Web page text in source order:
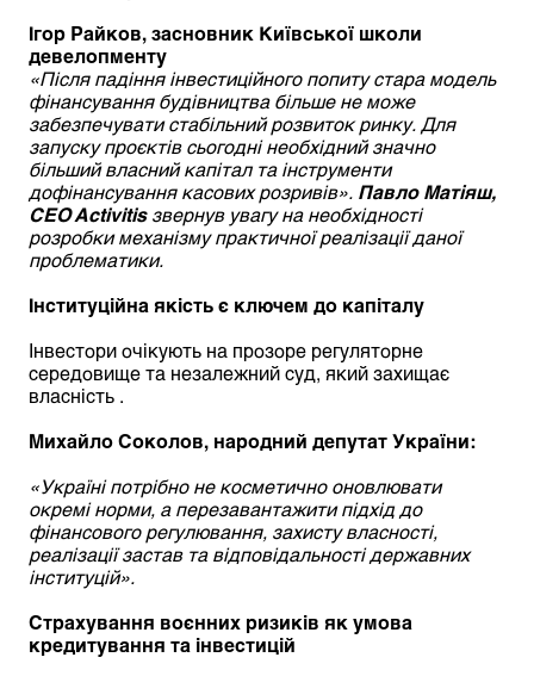
Ігор Райков, засновник Київської школи
девелопменту
«Після падіння інвестиційного попиту стара модель
фінансування будівництва більше неможе
забезпечувати стабільний розвиток ринку. Для
запуску проєктів сьогодні необхідний значно
більший власний капітал та інструменти
дофінансування касових розривів». Павло Матіяш,
CEO Activitisзвернув увагу на необхідності
розробки механізму практичної реалізації даної
проблематики.
Інституційна якість є ключем до капіталу
Інвестори очікують на прозоре регуляторне
середовище та незалежний суд, який захищає
власність .
Михайло Соколов, народний депутат України:
«Україні потрібно не косметично оновлювати
окремі норми, а перезавантажити підхід до
фінансового регулювання, захисту власності,
реалізації застав та відповідальності державних
інституцій».
Страхування воєнних ризиків як умова
кредитування та інвестицій